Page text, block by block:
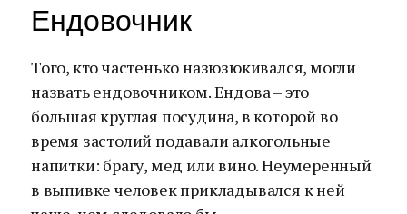
Ендовочник
Того, кто частенько назюзюкивался, могли
назвать ендовочником. Ендова – это
большая круглая посудина, в которой во
время застолий подавали алкогольные
напитки: брагу, мед или вино. Неумеренный
в выпивке человек прикладывался к ней